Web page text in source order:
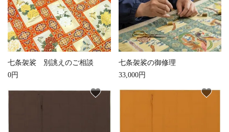
お手入れ用品
七条袈裟 別誂えのご相談
0円
七条袈裟の御修理
33,000円
favorite favorite